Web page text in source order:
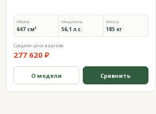
Объём
647 см³
Мощность
56,1 л.с.
Масса
185 кг
Средняя цена в архиве
277 620 ₽
О модели Сравнить